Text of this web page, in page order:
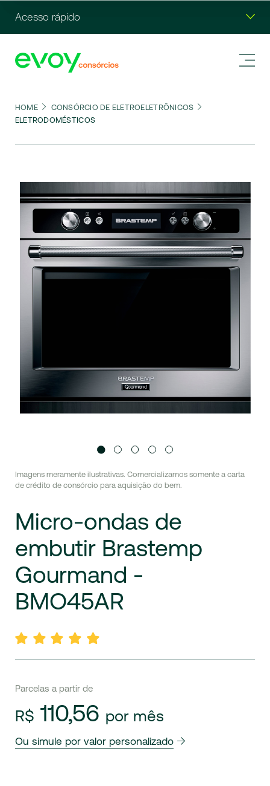
Acesso rápido
HOME
CONSÓRCIO DE ELETROELETRÔNICOS
ELETRODOMÉSTICOS
Micro-ondas de
embutir Brastemp
Gourmand -
BMO45AR
Imagens meramente ilustrativas. Comercializamos somente a carta
de crédito de consórcio para aquisição do bem.
Parcelas a partir de
R$ 110,56 por mês
Ou simule por valor personalizado